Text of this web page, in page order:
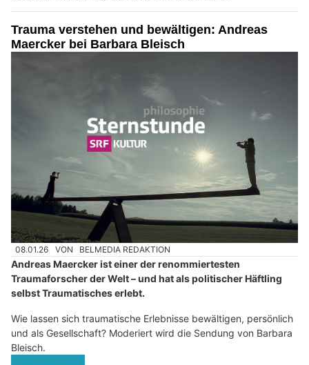
Trauma verstehen und bewältigen: Andreas
Maercker bei Barbara Bleisch
08.01.26 VON BELMEDIA REDAKTION
Andreas Maercker ist einer der renommiertesten
Traumaforscher der Welt – und hat als politischer Häftling
selbst Traumatisches erlebt.
Wie lassen sich traumatische Erlebnisse bewältigen, persönlich
und als Gesellschaft? Moderiert wird die Sendung von Barbara
Bleisch.